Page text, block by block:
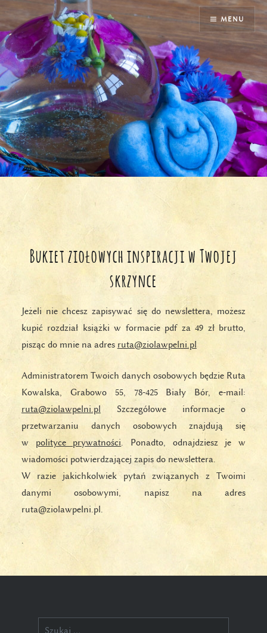
do
treści
MENU
Bukiet ziołowych inspiracji w Twojej
skrzynce
Jeżeli nie chcesz zapisywać się do newslettera, możesz
kupić rozdział książki w formacie pdf za 49 zł brutto,
pisząc do mnie na adres ruta@ziolawpelni.pl
Administratorem Twoich danych osobowych będzie Ruta
Kowalska, Grabowo 55, 78-425 Biały Bór, e-mail:
ruta@ziolawpelni.pl Szczegółowe informacje o
przetwarzaniu danych osobowych znajdują się
w polityce prywatności. Ponadto, odnajdziesz je w
wiadomości potwierdzającej zapis do newslettera.
W razie jakichkolwiek pytań związanych z Twoimi
danymi osobowymi, napisz na adres
ruta@ziolawpelni.pl.
.